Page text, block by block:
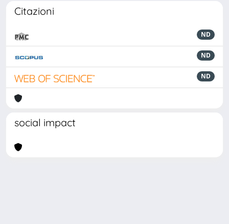
Citazioni
ND
ND
ND
social impact